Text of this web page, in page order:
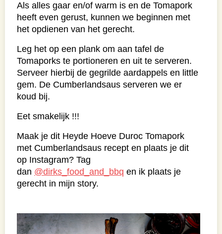
Als alles gaar en/of warm is en de Tomapork
heeft even gerust, kunnen we beginnen met
het opdienen van het gerecht.
Leg het op een plank om aan tafel de
Tomaporks te portioneren en uit te serveren.
Serveer hierbij de gegrilde aardappels en little
gem. De Cumberlandsaus serveren we er
koud bij.
Eet smakelijk !!!
Maak je dit Heyde Hoeve Duroc Tomapork
met Cumberlandsaus recept en plaats je dit
op Instagram? Tag
dan @dirks_food_and_bbq en ik plaats je
gerecht in mijn story.